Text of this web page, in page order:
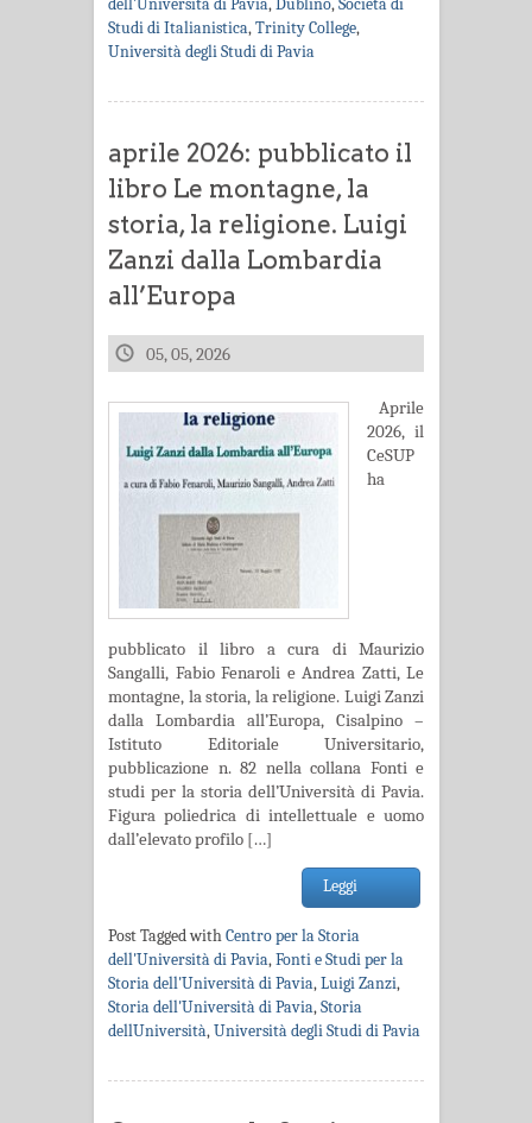
dell'Università di Pavia,Dublino,Società di
Studi di Italianistica,Trinity College,
Università degli Studi di Pavia
aprile 2026: pubblicato il
libro Le montagne, la
storia, la religione. Luigi
Zanzi dalla Lombardia
all’Europa
05, 05, 2026
Aprile
2026, il
CeSUP
ha
pubblicato il libro a cura di Maurizio
Sangalli, Fabio Fenaroli e Andrea Zatti, Le
montagne, la storia, la religione. Luigi Zanzi
dalla Lombardia all’Europa, Cisalpino –
Istituto Editoriale Universitario,
pubblicazione n. 82 nella collana Fonti e
studi per la storia dell’Università di Pavia.
Figura poliedrica di intellettuale e uomo
dall’elevato profilo […]
Leggi
Post Tagged withCentro per la Storia
dell'Università di Pavia,Fonti e Studi per la
Storia dell'Università di Pavia,Luigi Zanzi,
Storia dell'Università di Pavia,Storia
dellUniversità,Università degli Studi di Pavia